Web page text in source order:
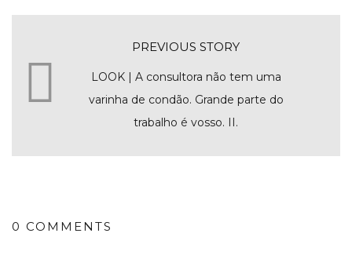
PREVIOUS STORY
LOOK | A consultora não tem uma
varinha de condão. Grande parte do
trabalho é vosso. II.
0 COMMENTS